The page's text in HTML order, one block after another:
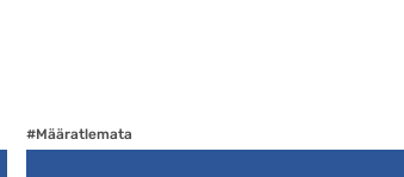
#Määratlemata